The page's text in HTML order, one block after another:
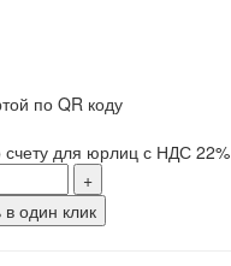
по QR коду
для юрлиц с НДС 22%
+
в один клик